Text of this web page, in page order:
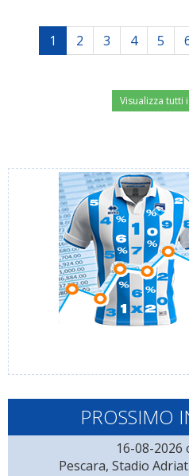
1 2 3 4 5
Visualizza tutti
PROSSIMO
16-08-2026
Pescara, Stadio